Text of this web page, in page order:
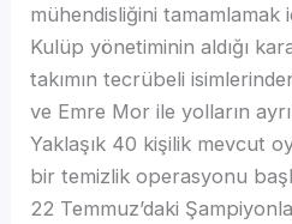
mühendisliğini tamamlamak
Kulüp yönetiminin aldığı
takımın tecrübeli
ve Emre Mor ile yolların
Yaklaşık 40 kişilik mevcut
bir temizlik operasyonu
22 Temmuz’daki